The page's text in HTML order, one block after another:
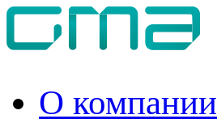
О компании